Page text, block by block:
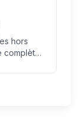
hors
complète